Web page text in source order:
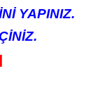
YAPINIZ.